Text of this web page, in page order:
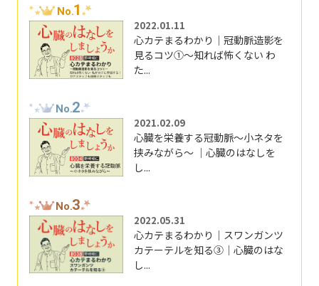
No.1
2022.01.11
心カテまるわかり｜冠動脈造影を
見るコツ①～知れば怖くない わ
た...
No.2
2021.02.09
心臓を栄養する冠動脈～小ネタを
挟みながら～ ｜心臓のはなしを
し...
No.3
2022.05.31
心カテまるわかり｜スワンガンツ
カテーテルを知る③｜心臓のはな
し...